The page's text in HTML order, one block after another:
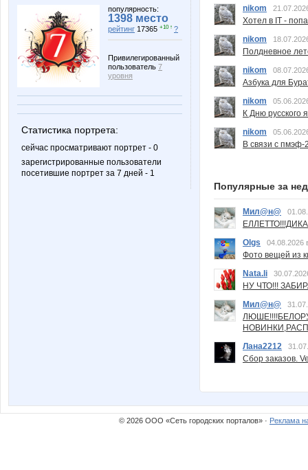
популярность:
1398 место
рейтинг 17365 +10 ↑ ?
Привилегированный
пользователь 7
уровня
Статистика портрета:
сейчас просматривают портрет - 0
зарегистрированные пользователи
посетившие портрет за 7 дней - 1
nikom
Хотел в IT -
nikom
Полдневное
nikom
Азбука для
nikom
К Дню русского
nikom
В связи с пмэф-
Популярные за
Мил@н@
Olgs
04.08.2026
Фото вещей из
Nata.li
НУ ЧТО!!!
Мил@н@
Лана2212
Сбор заказов.
© 2026 ООО «Сеть городских порталов» · Реклама